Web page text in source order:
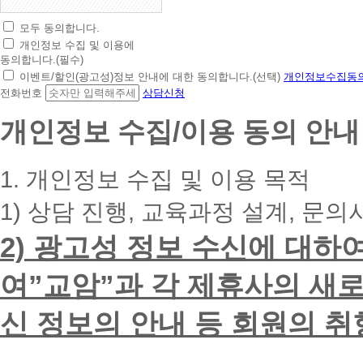
초
간
편
상
담
청
대
폰
입
력
시
면
빠
른
모두 동의합니다.
개인정보 수집 및 이용에
동의합니다.(필수)
이벤트/할인(광고성)정보 안내에 대한 동의합니다.(선택) 개인정보수집동
전화번호
상담신청
개인정보 수집/이용 동의 안내
1. 개인정보 수집 및 이용 목적
1) 상담 진행, 교육과정 설계, 문의
2) 광고성 정보 수신에 대하
여”교암”과 각 제휴사의 새
신 정보의 안내 등 회원의